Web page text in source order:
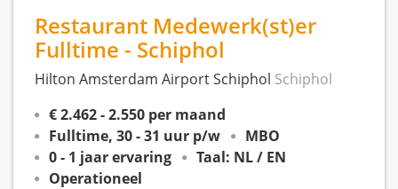
Restaurant Medewerk(st)er
Fulltime - Schiphol
Hilton Amsterdam Airport Schiphol Schiphol
€ 2.462 - 2.550 per maand
Fulltime, 30 - 31 uur p/w
MBO
0 - 1 jaar ervaring
Taal: NL / EN
Operationeel